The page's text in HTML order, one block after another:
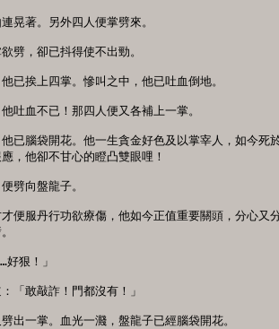
著。另外四人便掌劈來。
，卻已抖得使不出勁。
挨上四掌。慘叫之中，他已吐血倒地。
血不已！那四人便又各補上一掌。
腦袋開花。他一生貪金好色及以掌宰人，如今死
，他卻不甘心的瞪凸雙眼哩！
劈向盤龍子。
服丹行功欲療傷，他如今正值重要關頭，分心又
。
狠！」
敢敲詐！門都沒有！」
一掌。血光一濺，盤龍子已經腦袋開花。